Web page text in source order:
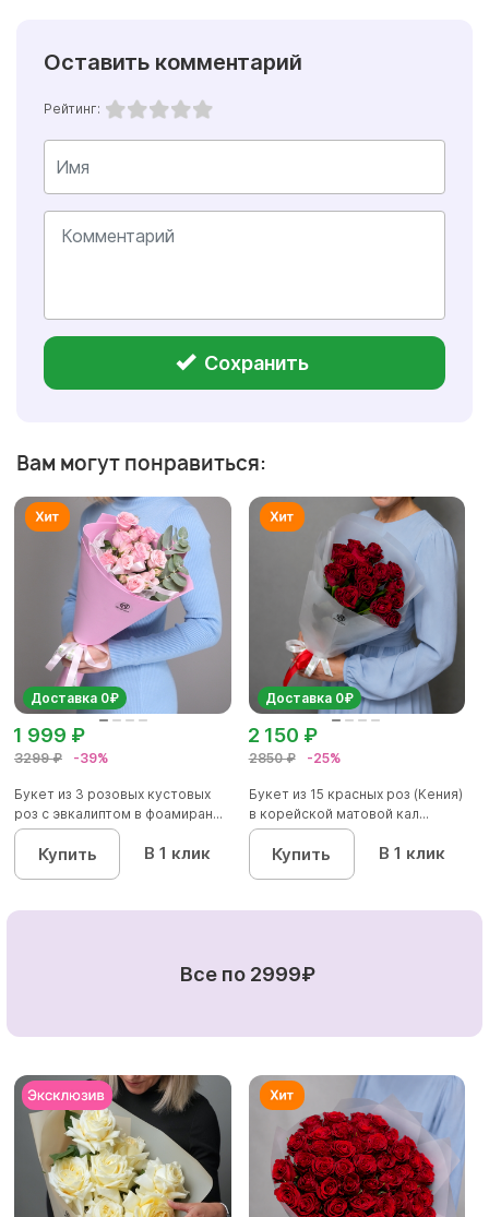
Оставить комментарий
Рейтинг:
Сохранить
Вам могут понравиться:
Доставка 0₽
3299 ₽ -39%
1 999 ₽
Букет из 3 розовых кустовых
роз с эвкалиптом в фоамиран...
Купить В 1 клик
Доставка 0₽
2850 ₽ -25%
2 150 ₽
Букет из 15 красных роз (Кения)
в корейской матовой кал...
Купить В 1 клик
Все по 2999₽